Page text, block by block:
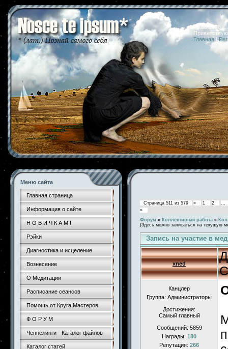
06.08.2026
Главная |
Меню сайта
Главная страница
Информация о сайте
Н О В И Ч К А М !
Рэйки
Диагностика и исцеление
Вознесение
О Медитации
Расписание сеансов
Помощь от Круга Мастеров
Ф О Р У М
Ченнелинги - Каталог файлов
Каталог статей
Страница 511 из 579 « 1 2
…
»
Форум » Коллективная работа »
(Здесь можно записаться на текущую
Запись на участие в
xned
Канцлер
Группа: Администраторы
Достижения:
Самый главный
Сообщений: 5859
Награды: 180
Репутация: 266